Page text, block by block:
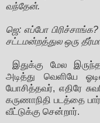
வந்தேன்.
ஜெ: எப்போ
சட்டமன்றத்துல ஒரு
இதுக்கு மேல
அடித்து வெளியே
யோசித்தவர், எதிரே
கருணாநிதி படத்தை
வீட்டுக்கு சென்றார்.